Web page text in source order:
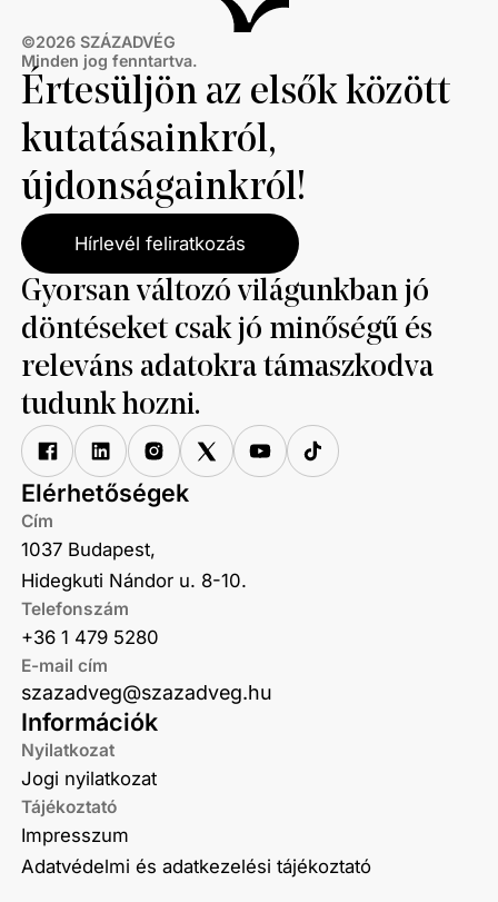
©2026 SZÁZADVÉG
Minden jog fenntartva.
Értesüljön az elsők között
kutatásainkról,
újdonságainkról!
Hírlevél feliratkozás
Gyorsan változó világunkban jó
döntéseket csak jó minőségű és
releváns adatokra támaszkodva
tudunk hozni.
Információk
Nyilatkozat
Jogi nyilatkozat
Tájékoztató
Impresszum
Adatvédelmi és adatkezelési tájékoztató
Elérhetőségek
Cím
1037 Budapest,
Hidegkuti Nándor u. 8-10.
Telefonszám
+36 1 479 5280
E-mail cím
szazadveg@szazadveg.hu